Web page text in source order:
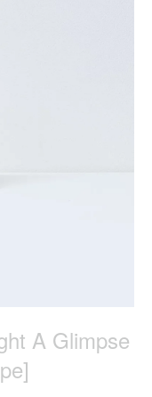
A Glimpse